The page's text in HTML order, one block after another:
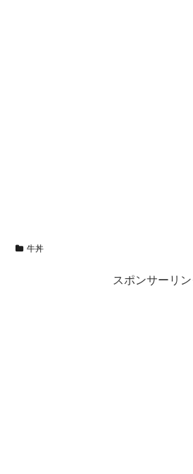
牛丼
スポンサーリン